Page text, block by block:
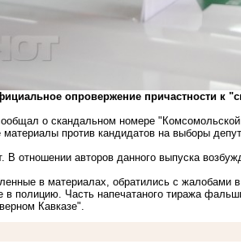
опровержение причастности к
о скандальном номере
материалы против кандидатов на выборы
В отношении авторов данного выпуска
в материалах, обратились с жалобами
в полицию. Часть напечатаного тиража
Кавказе".